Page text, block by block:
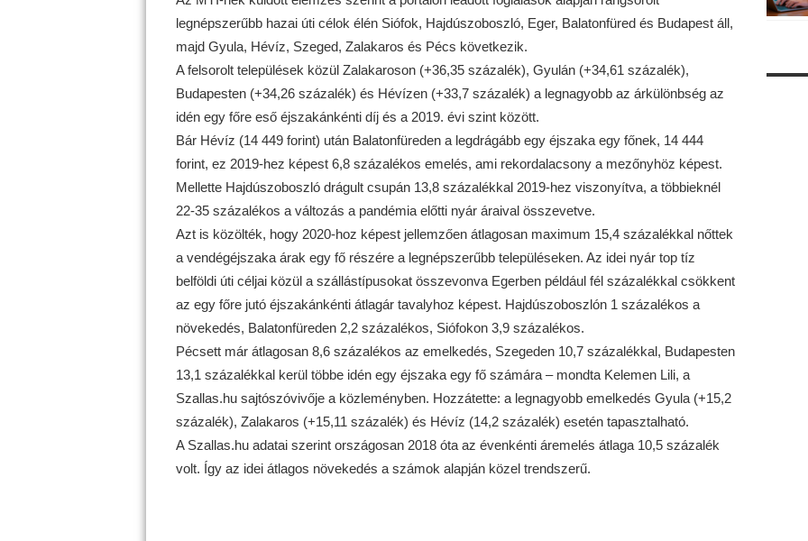
legnépszerűbb hazai úti célok élén Siófok, Hajdúszoboszló, Eger, Balatonfüred és Budapest áll,
majd Gyula, Hévíz, Szeged, Zalakaros és Pécs következik.
A felsorolt települések közül Zalakaroson (+36,35 százalék), Gyulán (+34,61 százalék),
Budapesten (+34,26 százalék) és Hévízen (+33,7 százalék) a legnagyobb az árkülönbség az
idén egy főre eső éjszakánkénti díj és a 2019. évi szint között.
Bár Hévíz (14 449 forint) után Balatonfüreden a legdrágább egy éjszaka egy főnek, 14 444
forint, ez 2019-hez képest 6,8 százalékos emelés, ami rekordalacsony a mezőnyhöz képest.
Mellette Hajdúszoboszló drágult csupán 13,8 százalékkal 2019-hez viszonyítva, a többieknél
22-35 százalékos a változás a pandémia előtti nyár áraival összevetve.
Azt is közölték, hogy 2020-hoz képest jellemzően átlagosan maximum 15,4 százalékkal nőttek
a vendégéjszaka árak egy fő részére a legnépszerűbb településeken. Az idei nyár top tíz
belföldi úti céljai közül a szállástípusokat összevonva Egerben például fél százalékkal csökkent
az egy főre jutó éjszakánkénti átlagár tavalyhoz képest. Hajdúszoboszlón 1 százalékos a
növekedés, Balatonfüreden 2,2 százalékos, Siófokon 3,9 százalékos.
Pécsett már átlagosan 8,6 százalékos az emelkedés, Szegeden 10,7 százalékkal, Budapesten
13,1 százalékkal kerül többe idén egy éjszaka egy fő számára – mondta Kelemen Lili, a
Szallas.hu sajtószóvivője a közleményben. Hozzátette: a legnagyobb emelkedés Gyula (+15,2
százalék), Zalakaros (+15,11 százalék) és Hévíz (14,2 százalék) esetén tapasztalható.
A Szallas.hu adatai szerint országosan 2018 óta az évenkénti áremelés átlaga 10,5 százalék
volt. Így az idei átlagos növekedés a számok alapján közel trendszerű.